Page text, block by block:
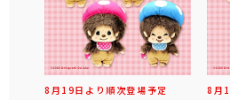
8月19日より順次登場予定 8月